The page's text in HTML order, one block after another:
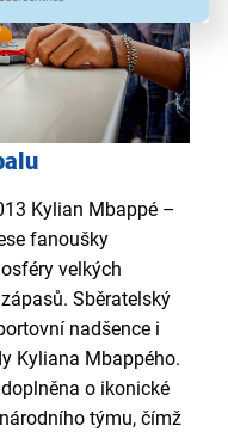
Kylian Mbappé –
fanoušky
velkých
Sběratelský
nadšence i
Kyliana Mbappého.
o ikonické
týmu, čímž